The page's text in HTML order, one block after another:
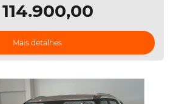
Mais detalhes